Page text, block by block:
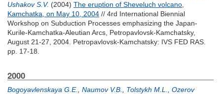
Ushakov S.V. (2004) The eruption of Sheveluch volcano,
Kamchatka, on May 10, 2004 // 4rd International Biennial
Workshop on Subduction Processes emphasizing the Japan-
Kurile-Kamchatka-Aleutian Arcs, Petropavlovsk-Kamchatsky,
August 21-27, 2004. Petropavlovsk-Kamchatsky: IVS FED RAS.
pp. 17-18.
2000
Bogoyavlenskaya G.E. Naumov V.B. Tolstykh M.L.
Ozerov